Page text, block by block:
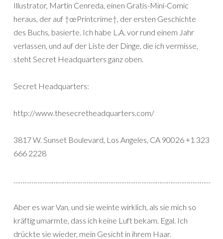
Illustrator, Martin Cenreda, einen Gratis-Mini-Comic
heraus, der auf †œPrintcrime†, der ersten Geschichte
des Buchs, basierte. Ich habe L.A. vor rund einem Jahr
verlassen, und auf der Liste der Dinge, die ich vermisse,
steht Secret Headquarters ganz oben.
Secret Headquarters:
http://www.thesecretheadquarters.com/
3817 W. Sunset Boulevard, Los Angeles, CA 90026 +1 323
666 2228
………………………………………………………………………………………………
Aber es war Van, und sie weinte wirklich, als sie mich so
kräftig umarmte, dass ich keine Luft bekam. Egal. Ich
drückte sie wieder, mein Gesicht in ihrem Haar.